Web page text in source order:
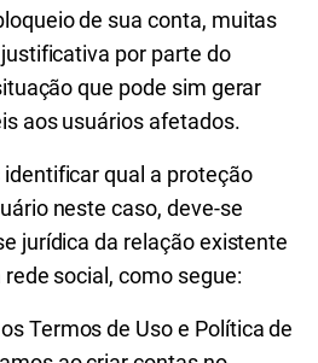
de sua conta, muitas
por parte do
que pode sim gerar
aos usuários afetados.
qual a proteção
neste caso, deve-se
jurídica da relação existente
social, como segue:
Termos de Uso e Política de